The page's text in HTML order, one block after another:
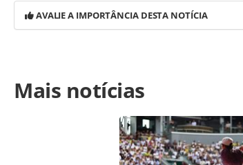
AVALIE A IMPORTÂNCIA DESTA NOTÍCIA
https://www.panrotas.com.br/noticia-
o-novo-hotel-de-porto-de-
Todo o conteúdo produzido pela PANROTAS
brasileira sobre direito autoral. Não
PANROTAS Editora
Mais notícias